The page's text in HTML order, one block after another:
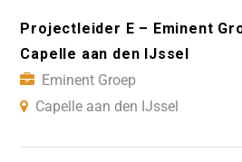
Projectleider E – Eminent
Capelle aan den IJssel
Eminent Groep
Capelle aan den IJssel